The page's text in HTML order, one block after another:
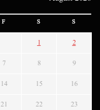
F S S
1 2
7 8 9
14 15 16
21 22 23